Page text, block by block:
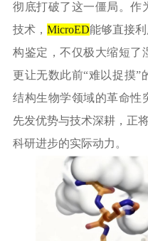
彻底打破了这一僵局。作
技术， MicroED能够直接
构鉴定，不仅极大缩短了
更让无数此前“难以捉摸”
结构生物学领域的革命性
先发优势与技术深耕，正
科研进步的实际动力。